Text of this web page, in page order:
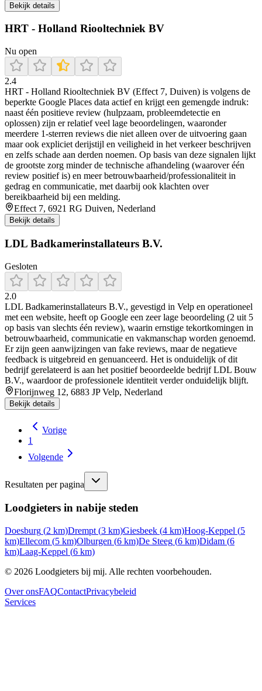
Bekijk details
HRT - Holland Riooltechniek BV
Nu open
2.4
HRT - Holland Riooltechniek BV (Effect 7, Duiven) is volgens de
beperkte Google Places data actief en krijgt een gemengde indruk:
naast één positieve review (hulpzaam, probleemdetectie en
oplossen) zijn er relatief veel lage beoordelingen, waaronder
meerdere 1-sterren reviews die niet alleen over de uitvoering gaan
maar ook expliciet derijstijl en veiligheid in het verkeer beschrijven
en zelfs schade aan derden noemen. Op basis van deze signalen lijkt
de grootste zorg minder de technische afhandeling (waarover één
review positief is) en meer betrouwbaarheid/professionaliteit in
gedrag en communicatie, met daarbij ook klachten over
bereikbaarheid bij een melding.
Effect 7, 6921 RG Duiven, Nederland
Bekijk details
LDL Badkamerinstallateurs B.V.
Gesloten
2.0
LDL Badkamerinstallateurs B.V., gevestigd in Velp en operationeel
met een website, heeft op Google een zeer lage beoordeling (2 uit 5
op basis van slechts één review), waarin ernstige tekortkomingen in
betrouwbaarheid, communicatie en vakmanschap worden genoemd.
Er zijn geen aanwijzingen van fake reviews, maar de negatieve
feedback is uitgebreid en genuanceerd. Het is onduidelijk of dit
bedrijf gerelateerd is aan het positief beoordeelde bedrijf LDL Bouw
B.V., waardoor de professionele identiteit verder onduidelijk blijft.
Florijnweg 12, 6883 JP Velp, Nederland
Bekijk details
Vorige
1
Volgende
Resultaten per pagina
Loodgieters in nabije steden
Doesburg (2 km)Drempt (3 km)Giesbeek (4 km)Hoog-Keppel (5
km)Ellecom (5 km)Olburgen (6 km)De Steeg (6 km)Didam (6
km)Laag-Keppel (6 km)
© 2026 Loodgieters bij mij. Alle rechten voorbehouden.
Over onsFAQContactPrivacybeleid
Services